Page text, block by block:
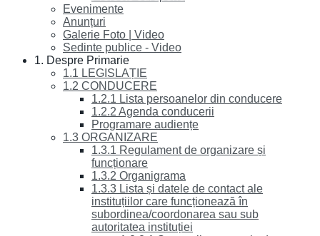
Evenimente
Anunțuri
Galerie Foto | Video
Sedinte publice - Video
1. Despre Primarie
1.1 LEGISLAȚIE
1.2 CONDUCERE
1.2.1 Lista persoanelor din conducere
1.2.2 Agenda conducerii
Programare audiențe
1.3 ORGANIZARE
1.3.1 Regulament de organizare și
funcționare
1.3.2 Organigrama
1.3.3 Lista și datele de contact ale
instituțiilor care funcționează în
subordinea/coordonarea sau sub
autoritatea instituției